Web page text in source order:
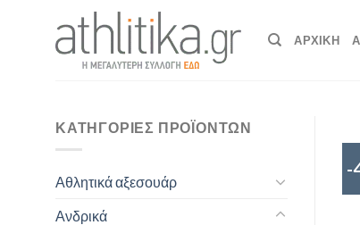
ΑΡΧΙΚΉ
ΚΑΤΗΓΟΡΊΕΣ ΠΡΟΪΌΝΤΩΝ
Αθλητικά αξεσουάρ
Ανδρικά
-